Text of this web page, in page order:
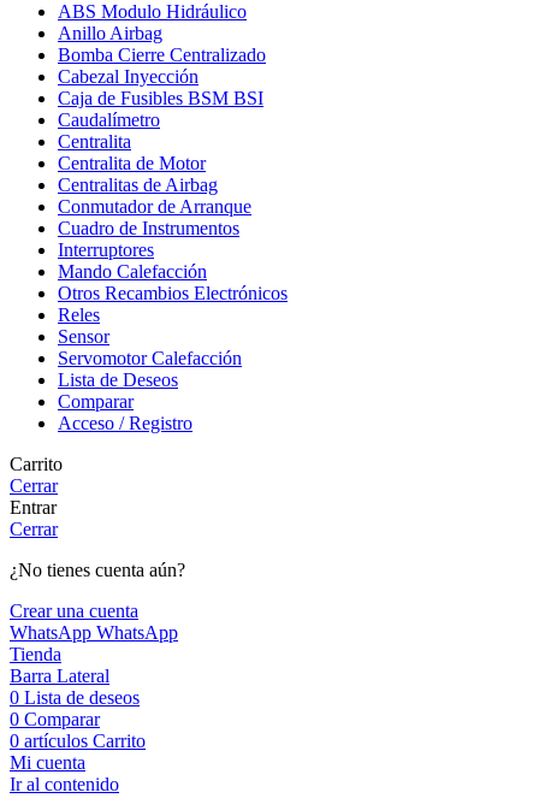
ABS Modulo Hidráulico
Anillo Airbag
Bomba Cierre Centralizado
Cabezal Inyección
Caja de Fusibles BSM BSI
Caudalímetro
Centralita
Centralita de Motor
Centralitas de Airbag
Conmutador de Arranque
Cuadro de Instrumentos
Interruptores
Mando Calefacción
Otros Recambios Electrónicos
Reles
Sensor
Servomotor Calefacción
Lista de Deseos
Comparar
Acceso / Registro
Carrito
Cerrar
Entrar
Cerrar
¿No tienes cuenta aún?
Crear una cuenta
WhatsApp WhatsApp
Tienda
Barra Lateral
0 Lista de deseos
0 Comparar
0 artículos Carrito
Mi cuenta
Ir al contenido